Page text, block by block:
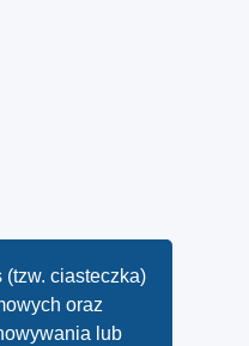
ciasteczka)
oraz
lub